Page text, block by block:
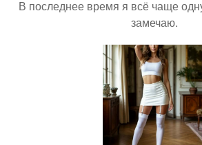
В последнее время я всё чаще
замечаю.